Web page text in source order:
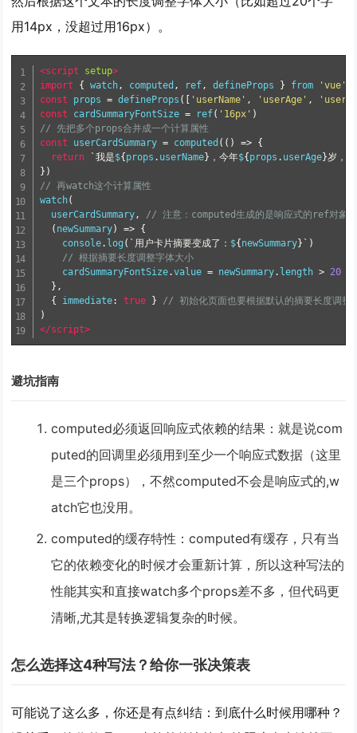
用14px，没超过用16px）。
<script setup>
import
{ watch, computed , ref, defineProps } from
'vue'
const
props = defineProps ([ 'userName' , 'userAge' ,
const
cardSummaryFontSize = ref( '16px' )
// 先把多个props合并成一个计算属性
const
userCardSummary = computed (() => {
return
`我是${ props . userName}，今年${ props . userAge}岁，
})
// 再watch这个计算属性
watch(
  userCardSummary
,
// 注意：computed生成的是响应式的ref对象
( newSummary) => {
    console
. log (`用户卡片摘要变成了： ${ newSummary}`)
// 根据摘要长度调整字体大小
    cardSummaryFontSize
.value = newSummary. length > 20
},
{
immediate: true }
// 初始化页面也要根据默认的摘要长度调整
)
</script>
避坑指南
computed必须返回响应式依赖的结果 ：就是说com
puted的回调里必须用到至少一个响应式数据（这里
是三个props），不然computed不会是响应式的,w
atch它也没用。
computed的缓存特性 ：computed有缓存，只有当
它的依赖变化的时候才会重新计算，所以这种写法的
性能其实和直接watch多个props差不多，但代码更
清晰,尤其是转换逻辑复杂的时候。
怎么选择这4种写法？给你一张决策表
可能说了这么多，你还是有点纠结：到底什么时候用哪种？